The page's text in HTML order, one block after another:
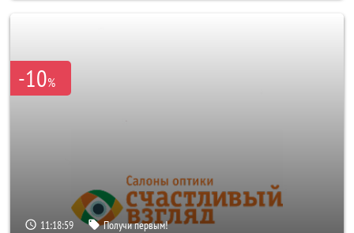
-10%
11:18:58 Получи первым!